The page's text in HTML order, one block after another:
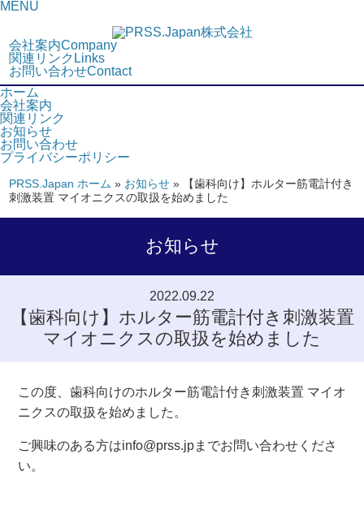
MENU
会社案内Company
関連リンク Links
お問い合わせContact
ホーム
会社案内
関連リンク
お知らせ
お問い合わせ
プライバシーポリシー
PRSS.Japan ホーム » お知らせ »
【歯科向け】ホルター筋電計付き
刺激装置 マイオニクスの取扱を始めました
お知らせ
2022.09.22
【歯科向け】ホルター筋電計付き刺激装置
マイオニクスの取扱を始めました
この度、歯科向けのホルター筋電計付き刺激装置 マイオ
ニクスの取扱を始めました。
ご興味のある方はinfo@prss.jpまでお問い合わせくださ
い。